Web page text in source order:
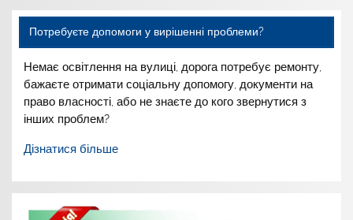
Потребуєте допомоги у вирішенні проблеми?
Немає освітлення на вулиці,дорога потребує ремонту,
бажаєте отримати соціальнудопомогу, документи на
право власності, або не знаєте до кого звернутися з
інших проблем?
Дізнатися більше